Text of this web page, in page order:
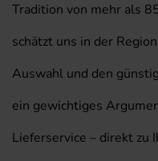
Tradition von mehr als
schätzt uns in der
Auswahl und den
ein gewichtiges
Lieferservice – direkt zu